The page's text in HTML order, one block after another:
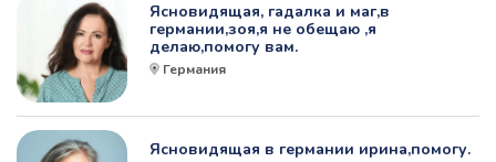
Ясновидящая, гадалка и маг,в
германии,зоя,я не обещаю ,я
делаю,помогу вам.
Германия
Ясновидящая в германии ирина,помогу.